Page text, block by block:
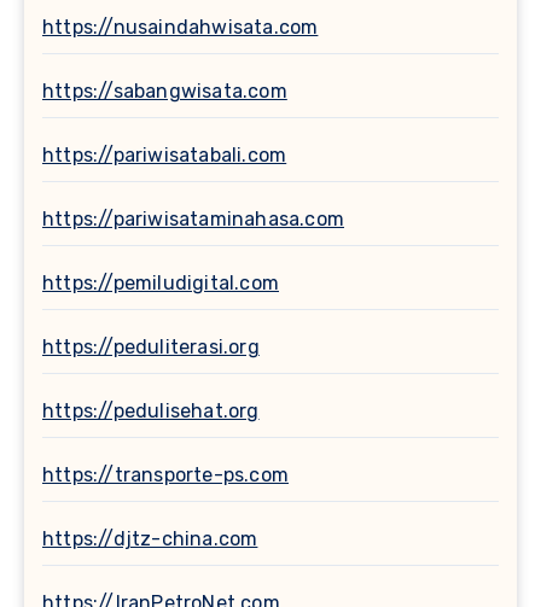
https://nusaindahwisata.com
https://sabangwisata.com
https://pariwisatabali.com
https://pariwisataminahasa.com
https://pemiludigital.com
https://peduliterasi.org
https://pedulisehat.org
https://transporte-ps.com
https://djtz-china.com